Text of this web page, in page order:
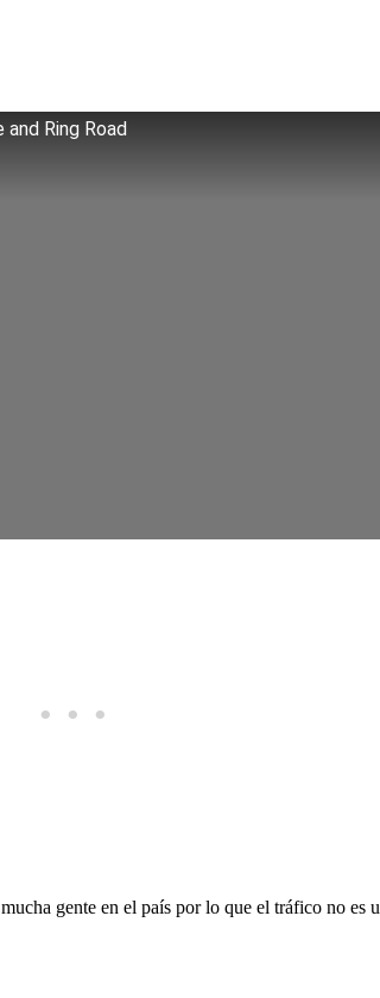
and Ring Road
gente en el país por lo que el tráfico no es